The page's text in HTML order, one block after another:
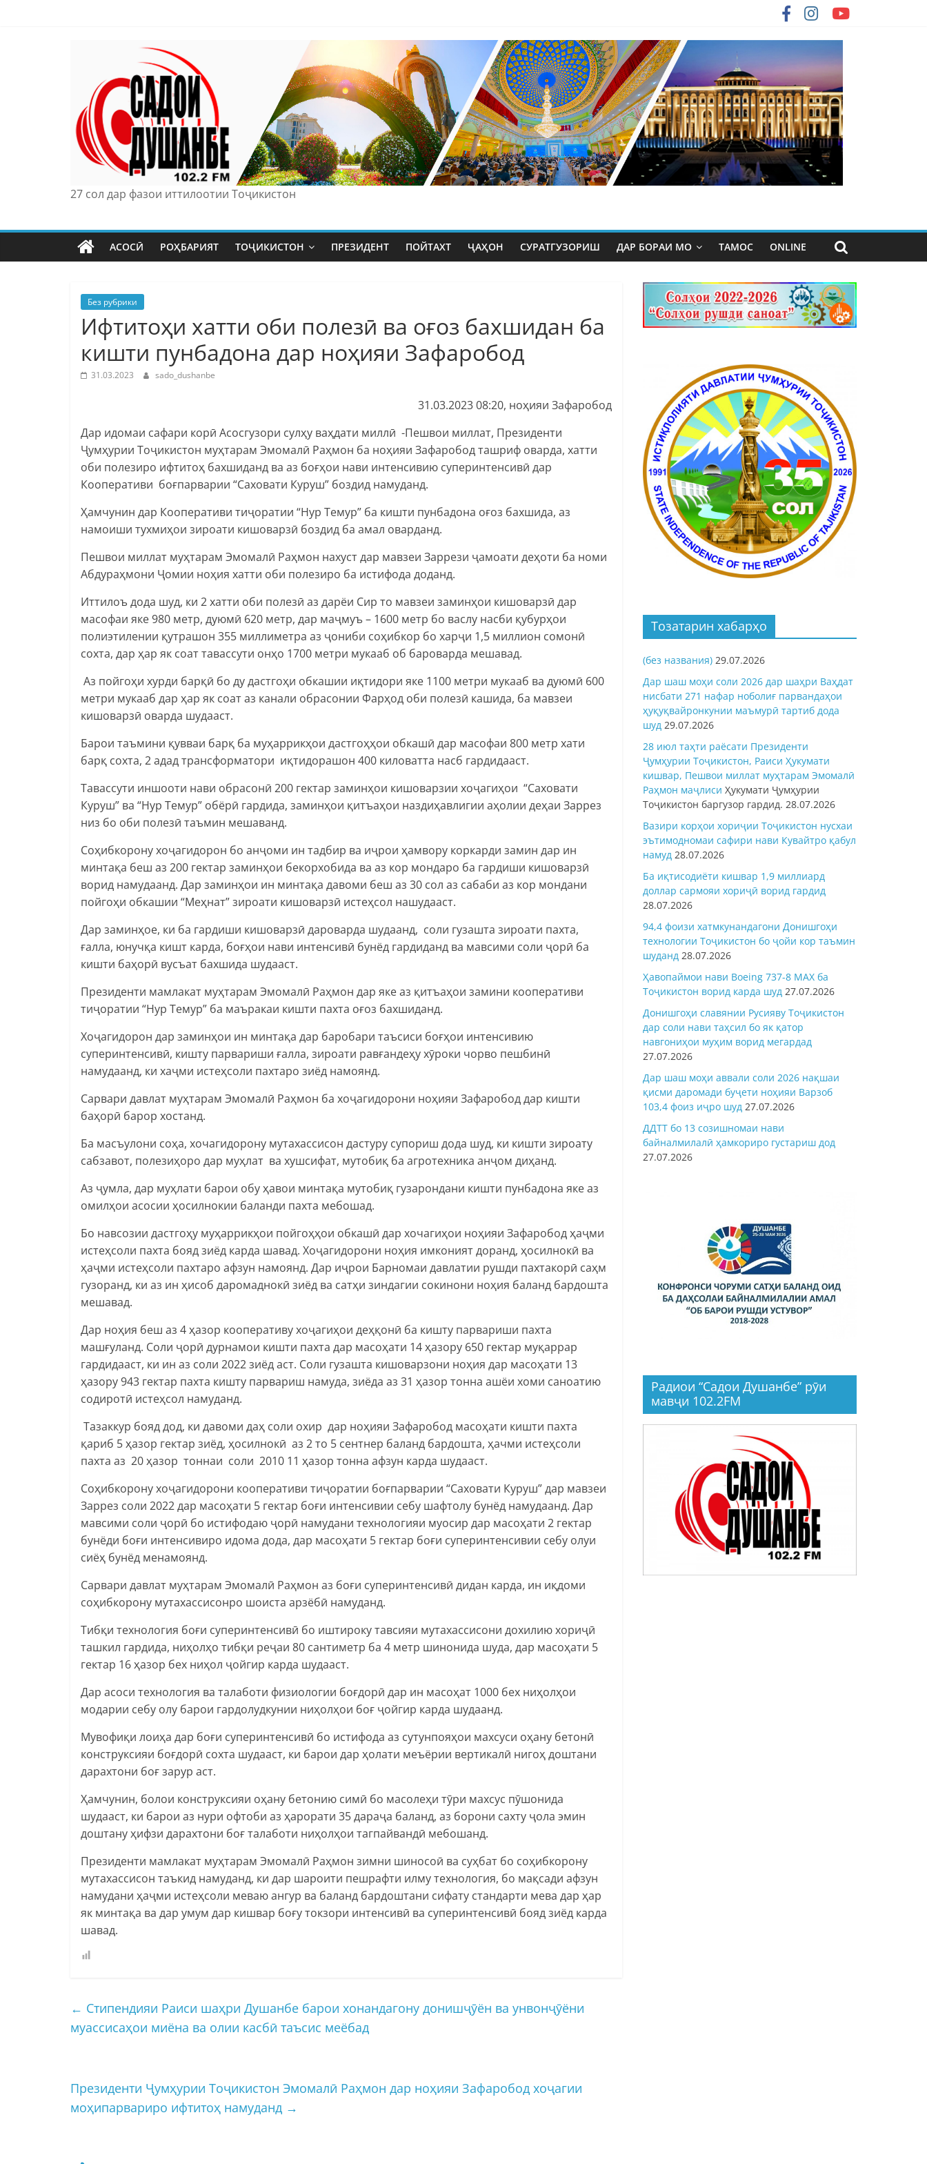
27 сол дар фазои иттилоотии Тоҷикистон
АСОСӢ РОҲБАРИЯТ ТОҶИКИСТОН ПРЕЗИДЕНТ ПОЙТАХТ ҶАҲОН СУРАТГУЗОРИШ ДАР БОРАИ МО ТАМОС ONLINE
Без рубрики
Ифтитоҳи хатти оби полезӣ ва оғоз бахшидан ба
кишти пунбадона дар ноҳияи Зафаробод
31.03.2023 sado_dushanbe
31.03.2023 08:20, ноҳияи Зафаробод
Дар идомаи сафари корӣ Асосгузори сулҳу ваҳдати миллӣ -Пешвои миллат, Президенти
Ҷумҳурии Тоҷикистон муҳтарам Эмомалӣ Раҳмон ба ноҳияи Зафаробод ташриф оварда, хатти
оби полезиро ифтитоҳ бахшиданд ва аз боғҳои нави интенсивию суперинтенсивӣ дар
Кооперативи боғпарварии “Саховати Куруш” боздид намуданд.
Ҳамчунин дар Кооперативи тиҷоратии “Нур Темур” ба кишти пунбадона оғоз бахшида, аз
намоиши тухмиҳои зироати кишоварзӣ боздид ба амал оварданд.
Пешвои миллат муҳтарам Эмомалӣ Раҳмон нахуст дар мавзеи Заррези ҷамоати деҳоти ба номи
Абдураҳмони Ҷомии ноҳия хатти оби полезиро ба истифода доданд.
Иттилоъ дода шуд, ки 2 хатти оби полезӣ аз дарёи Сир то мавзеи заминҳои кишоварзӣ дар
масофаи яке 980 метр, дуюмӣ 620 метр, дар маҷмуъ – 1600 метр бо васлу насби қубурҳои
полиэтилении қутрашон 355 миллиметра аз ҷониби соҳибкор бо харҷи 1,5 миллион сомонӣ
сохта, дар ҳар як соат тавассути онҳо 1700 метри мукааб об бароварда мешавад.
Аз пойгоҳи хурди барқӣ бо ду дастгоҳи обкашии иқтидори яке 1100 метри мукааб ва дуюмӣ 600
метри мукааб дар ҳар як соат аз канали обрасонии Фарҳод оби полезӣ кашида, ба мавзеи
кишоварзӣ оварда шудааст.
Барои таъмини қувваи барқ ба муҳаррикҳои дастгоҳҳои обкашӣ дар масофаи 800 метр хати
барқ сохта, 2 адад трансформатори иқтидорашон 400 киловатта насб гардидааст.
Тавассути иншооти нави обрасонӣ 200 гектар заминҳои кишоварзии хоҷагиҳои “Саховати
Куруш” ва “Нур Темур” обёрӣ гардида, заминҳои қитъаҳои наздиҳавлигии аҳолии деҳаи Заррез
низ бо оби полезӣ таъмин мешаванд.
Соҳибкорону хоҷагидорон бо анҷоми ин тадбир ва иҷрои ҳамвору коркарди замин дар ин
минтақа беш аз 200 гектар заминҳои бекорхобида ва аз кор мондаро ба гардиши кишоварзӣ
ворид намудаанд. Дар заминҳои ин минтақа давоми беш аз 30 сол аз сабаби аз кор мондани
пойгоҳи обкашии “Меҳнат” зироати кишоварзӣ истеҳсол нашудааст.
Дар заминҳое, ки ба гардиши кишоварзӣ дароварда шудаанд, соли гузашта зироати пахта,
ғалла, юнучқа кишт карда, боғҳои нави интенсивӣ бунёд гардиданд ва мавсими соли ҷорӣ ба
кишти баҳорӣ вусъат бахшида шудааст.
Президенти мамлакат муҳтарам Эмомалӣ Раҳмон дар яке аз қитъаҳои замини кооперативи
тиҷоратии “Нур Темур” ба маъракаи кишти пахта оғоз бахшиданд.
Хоҷагидорон дар заминҳои ин минтақа дар баробари таъсиси боғҳои интенсивию
суперинтенсивӣ, кишту парвариши ғалла, зироати равғандеҳу хӯроки чорво пешбинӣ
намудаанд, ки хаҷми истеҳсоли пахтаро зиёд намоянд.
Сарвари давлат муҳтарам Эмомалӣ Раҳмон ба хоҷагидорони ноҳияи Зафаробод дар кишти
баҳорӣ барор хостанд.
Ба масъулони соҳа, хочагидорону мутахассисон дастуру супориш дода шуд, ки кишти зироату
сабзавот, полезиҳоро дар муҳлат ва хушсифат, мутобиқ ба агротехника анҷом диҳанд.
Аз ҷумла, дар муҳлати барои обу ҳавои минтақа мутобиқ гузарондани кишти пунбадона яке аз
омилҳои асосии ҳосилнокии баланди пахта мебошад.
Бо навсозии дастгоҳу муҳаррикҳои пойгоҳҳои обкашӣ дар хочагиҳои ноҳияи Зафаробод ҳаҷми
истеҳсоли пахта бояд зиёд карда шавад. Хоҷагидорони ноҳия имконият доранд, ҳосилнокӣ ва
ҳаҷми истеҳсоли пахтаро афзун намоянд. Дар иҷрои Барномаи давлатии рушди пахтакорӣ саҳм
гузоранд, ки аз ин ҳисоб даромаднокӣ зиёд ва сатҳи зиндагии сокинони ноҳия баланд бардошта
мешавад.
Дар ноҳия беш аз 4 ҳазор кооперативу хоҷагиҳои деҳқонӣ ба кишту парвариши пахта
машғуланд. Соли ҷорӣ дурнамои кишти пахта дар масоҳати 14 ҳазору 650 гектар муқаррар
гардидааст, ки ин аз соли 2022 зиёд аст. Соли гузашта кишоварзони ноҳия дар масоҳати 13
ҳазору 943 гектар пахта кишту парвариш намуда, зиёда аз 31 ҳазор тонна ашёи хоми саноатию
содиротӣ истеҳсол намуданд.
Тазаккур бояд дод, ки давоми даҳ соли охир дар ноҳияи Зафаробод масоҳати кишти пахта
қариб 5 ҳазор гектар зиёд, ҳосилнокӣ аз 2 то 5 сентнер баланд бардошта, ҳачми истеҳсоли
пахта аз 20 ҳазор тоннаи соли 2010 11 ҳазор тонна афзун карда шудааст.
Соҳибкорону хоҷагидорони кооперативи тиҷоратии боғпарварии “Саховати Куруш” дар мавзеи
Заррез соли 2022 дар масоҳати 5 гектар боғи интенсивии себу шафтолу бунёд намудаанд. Дар
мавсими соли ҷорӣ бо истифодаю ҷорӣ намудани технологияи муосир дар масоҳати 2 гектар
бунёди боғи интенсивиро идома дода, дар масоҳати 5 гектар боғи суперинтенсивии себу олуи
сиёҳ бунёд менамоянд.
Сарвари давлат муҳтарам Эмомалӣ Раҳмон аз боғи суперинтенсивӣ дидан карда, ин иқдоми
соҳибкорону мутахассисонро шоиста арзёбӣ намуданд.
Тибқи технология боғи суперинтенсивӣ бо иштироку тавсияи мутахассисони дохилию хориҷӣ
ташкил гардида, ниҳолҳо тибқи реҷаи 80 сантиметр ба 4 метр шинонида шуда, дар масоҳати 5
гектар 16 ҳазор бех ниҳол ҷойгир карда шудааст.
Дар асоси технология ва талаботи физиологии боғдорӣ дар ин масоҳат 1000 бех ниҳолҳои
модарии себу олу барои гардолудкунии ниҳолҳои боғ ҷойгир карда шудаанд.
Мувофиқи лоиҳа дар боғи суперинтенсивӣ бо истифода аз сутунпояҳои махсуси оҳану бетонӣ
конструксияи боғдорӣ сохта шудааст, ки барои дар ҳолати меъёрии вертикалӣ нигоҳ доштани
дарахтони боғ зарур аст.
Ҳамчунин, болои конструксияи оҳану бетонию симӣ бо масолеҳи тӯри махсус пӯшонида
шудааст, ки барои аз нури офтоби аз ҳарорати 35 дараҷа баланд, аз борони сахту ҷола эмин
доштану ҳифзи дарахтони боғ талаботи ниҳолҳои тагпайвандӣ мебошанд.
Президенти мамлакат муҳтарам Эмомалӣ Раҳмон зимни шиносоӣ ва суҳбат бо соҳибкорону
мутахассисон таъкид намуданд, ки дар шароити пешрафти илму технология, бо мақсади афзун
намудани ҳаҷми истеҳсоли меваю ангур ва баланд бардоштани сифату стандарти мева дар ҳар
як минтақа ва дар умум дар кишвар боғу токзори интенсивӣ ва суперинтенсивӣ бояд зиёд карда
шавад.
← Стипендияи Раиси шаҳри Душанбе барои хонандагону донишҷӯён ва унвонҷӯёни
муассисаҳои миёна ва олии касбӣ таъсис меёбад
Президенти Ҷумҳурии Тоҷикистон Эмомалӣ Раҳмон дар ноҳияи Зафаробод хоҷагии
моҳипарвариро ифтитоҳ намуданд →
Тозатарин хабарҳо
(без названия) 29.07.2026
Дар шаш моҳи соли 2026 дар шаҳри Ваҳдат
нисбати 271 нафар ноболиғ парвандаҳои
ҳуқуқвайронкунии маъмурӣ тартиб дода
шуд 29.07.2026
28 июл таҳти раёсати Президенти
Ҷумҳурии Тоҷикистон, Раиси Ҳукумати
кишвар, Пешвои миллат муҳтарам Эмомалӣ
Раҳмон маҷлиси Ҳукумати Ҷумҳурии
Тоҷикистон баргузор гардид. 28.07.2026
Вазири корҳои хориҷии Тоҷикистон нусхаи
эътимодномаи сафири нави Кувайтро қабул
намуд 28.07.2026
Ба иқтисодиёти кишвар 1,9 миллиард
доллар сармояи хориҷӣ ворид гардид
28.07.2026
94,4 фоизи хатмкунандагони Донишгоҳи
технологии Тоҷикистон бо ҷойи кор таъмин
шуданд 28.07.2026
Ҳавопаймои нави Boeing 737-8 MAX ба
Тоҷикистон ворид карда шуд 27.07.2026
Донишгоҳи славянии Русияву Тоҷикистон
дар соли нави таҳсил бо як қатор
навгониҳои муҳим ворид мегардад
27.07.2026
Дар шаш моҳи аввали соли 2026 нақшаи
қисми даромади буҷети ноҳияи Варзоб
103,4 фоиз иҷро шуд 27.07.2026
ДДТТ бо 13 созишномаи нави
байналмилалӣ ҳамкориро густариш дод
27.07.2026
Радиои “Садои Душанбе” рӯи
мавҷи 102.2FM